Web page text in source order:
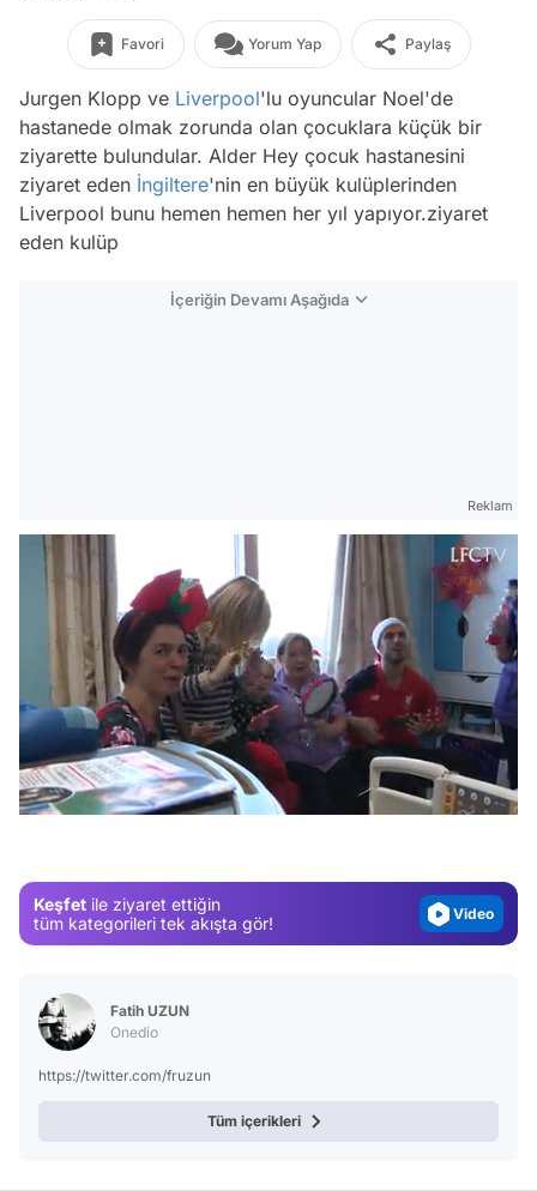
Favori Yorum Yap Paylaş
Jurgen Klopp ve Liverpool'lu oyuncular Noel'de
hastanede olmak zorunda olan çocuklara küçük bir
ziyarette bulundular. Alder Hey çocuk hastanesini
ziyaret eden İngiltere'nin en büyük kulüplerinden
Liverpool bunu hemen hemen her yıl yapıyor.ziyaret
eden kulüp
İçeriğin Devamı Aşağıda
Reklam
/
Keşfet ile ziyaret ettiğin
tüm kategorileri tek akışta gör!
Video
Test
Video
Fatih UZUN
Onedio
https://twitter.com/fruzun
Tüm içerikleri